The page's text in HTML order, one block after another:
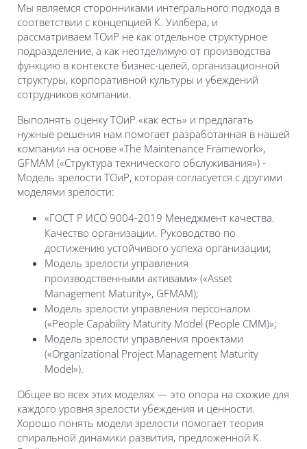
Мы являемся сторонниками интегрального подхода в
соответствии с концепцией К. Уилбера, и
рассматриваем ТОиР не как отдельное структурное
подразделение, а как неотделимую от производства
функцию в контексте бизнес-целей, организационной
структуры, корпоративной культуры и убеждений
сотрудников компании.
Выполнять оценку ТОиР «как есть» и предлагать
нужные решения нам помогает разработанная в нашей
компании на основе «The Maintenance Framework»,
GFMAM («Структура технического обслуживания») -
Модель зрелости ТОиР, которая согласуется с другими
моделями зрелости:
«ГОСТ Р ИСО 9004-2019 Менеджмент качества.
Качество организации. Руководство по
достижению устойчивого успеха организации;
Модель зрелости управления
производственными активами» («Asset
Management Maturity», GFMAM);
Модель зрелости управления персоналом
(«People Capability Maturity Model (People CMM)»;
Модель зрелости управления проектами
(«Organizational Project Management Maturity
Model»).
Общее во всех этих моделях — это опора на схожие для
каждого уровня зрелости убеждения и ценности.
Хорошо понять модели зрелости помогает теория
спиральной динамики развития, предложенной К.